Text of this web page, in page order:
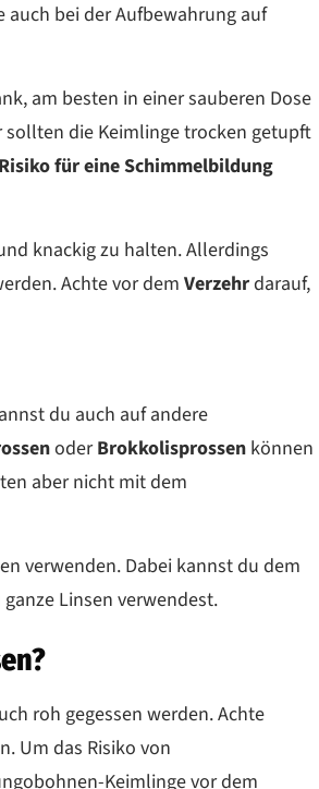
bei der Aufbewahrung auf
am besten in einer sauberen Dose
sollten die Keimlinge trocken getupft
Risiko für eine Schimmelbildung
knackig zu halten. Allerdings
Achte vor dem Verzehrdarauf,
du auch auf andere
oderBrokkolisprossen können
aber nicht mit dem
verwenden. Dabei kannst du dem
Linsen verwendest.
roh gegessen werden. Achte
Um das Risiko von
Keimlinge vor dem